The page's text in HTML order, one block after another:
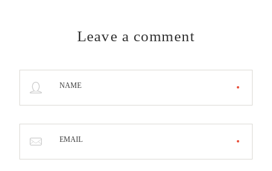
Leave a comment
NAME
EMAIL